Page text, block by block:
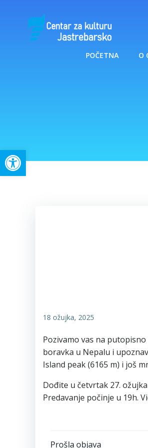
Open toolbar
POČETNA O
18 ožujka, 2025
Pozivamo vas na
boravka u Nepalu i
Island peak (6165 m) i još
Dođite u četvrtak 27.
Predavanje počinje u 19h.
Prošla objava